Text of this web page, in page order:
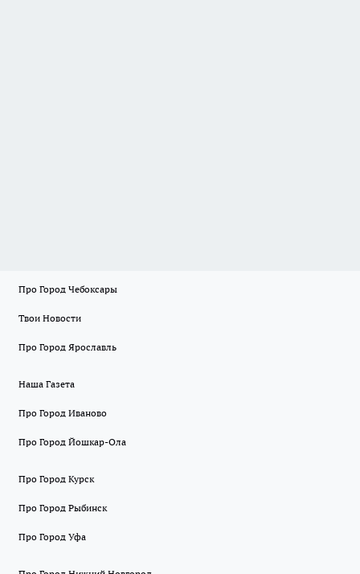
Про Город Чебоксары
Твои Новости
Про Город Ярославль
Наша Газета
Про Город Иваново
Про Город Йошкар-Ола
Про Город Курск
Про Город Рыбинск
Про Город Уфа